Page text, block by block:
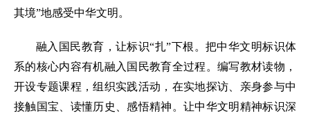
其境”地感受中华文明。
融入国民教育，让标识“扎”下根。把中华文明标识体
系的核心内容有机融入国民教育全过程。编写教材读物，
开设专题课程，组织实践活动，在实地探访、亲身参与中
接触国宝、读懂历史、感悟精神。让中华文明精神标识深